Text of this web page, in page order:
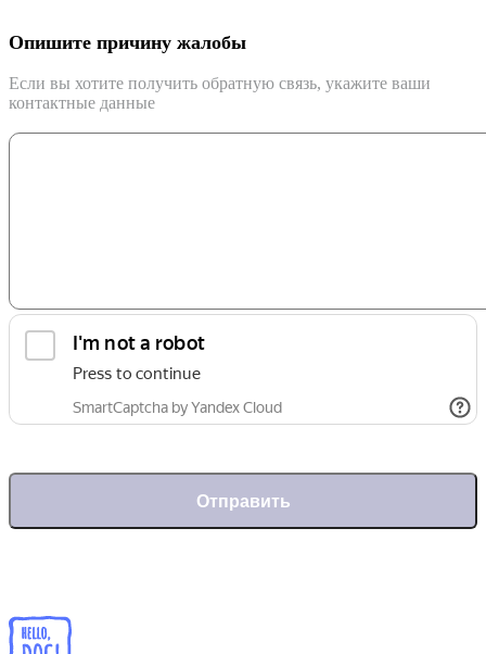
Опишите причину жалобы
Если вы хотите получить обратную связь, укажите ваши
контактные данные
Отправить